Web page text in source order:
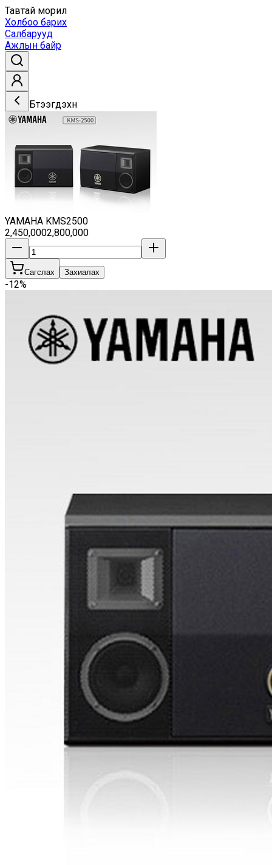
Тавтай морил
Холбоо барих
Салбарууд
Ажлын байр
Бүтээгдэхүүн
YAMAHA KMS2500
2,450,0002,800,000
Сагслах Захиалах
-12%